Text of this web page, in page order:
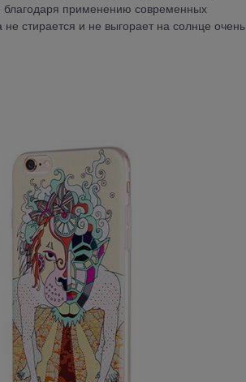
благодаря применению современных
не стирается и не выгорает на солнце очень